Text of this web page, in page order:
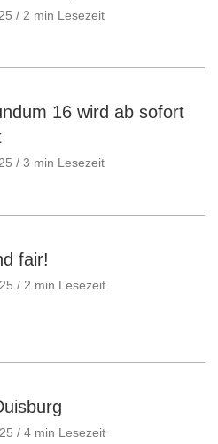
/ 2 min Lesezeit
16 wird ab sofort
/ 3 min Lesezeit
fair!
/ 2 min Lesezeit
/ 4 min Lesezeit